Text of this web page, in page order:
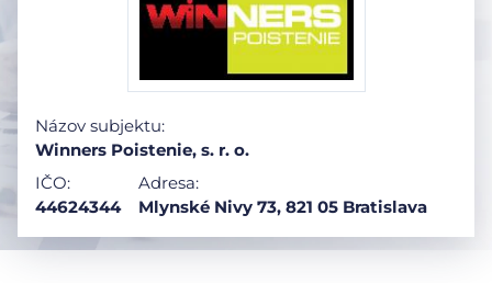
Názov subjektu:
Winners Poistenie, s. r. o.
IČO:
44624344
Adresa:
Mlynské Nivy 73, 821 05 Bratislava